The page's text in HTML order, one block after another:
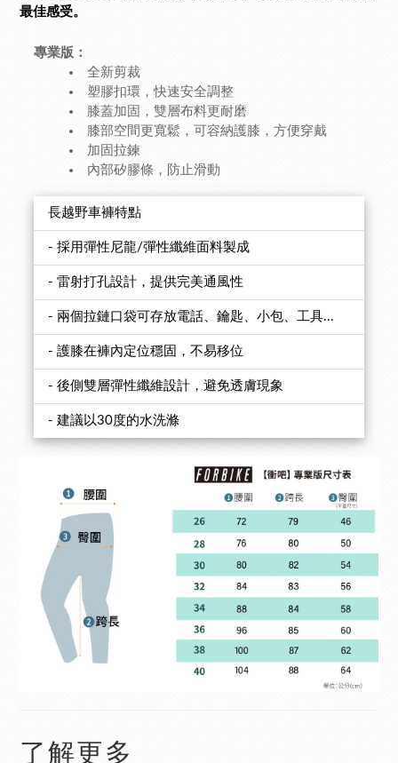
最佳感受。
專業版：
全新剪裁
塑膠扣環，快速安全調整
膝蓋加固，雙層布料更耐磨
膝部空間更寬鬆，可容納護膝，方便穿戴
加固拉鍊
內部矽膠條，防止滑動
長越野車褲特點
- 採用彈性尼龍/彈性纖維面料製成
- 雷射打孔設計，提供完美通風性
- 兩個拉鏈口袋可存放電話、鑰匙、小包、工具...
- 護膝在褲內定位穩固，不易移位
- 後側雙層彈性纖維設計，避免透膚現象
- 建議以30度的水洗滌
了解更多